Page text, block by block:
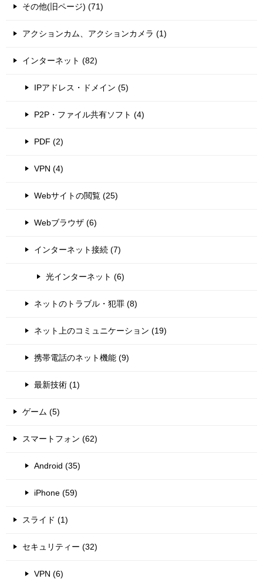
その他(旧ページ) (71)
アクションカム、アクションカメラ (1)
インターネット (82)
IPアドレス・ドメイン (5)
P2P・ファイル共有ソフト (4)
PDF (2)
VPN (4)
Webサイトの閲覧 (25)
Webブラウザ (6)
インターネット接続 (7)
光インターネット (6)
ネットのトラブル・犯罪 (8)
ネット上のコミュニケーション (19)
携帯電話のネット機能 (9)
最新技術 (1)
ゲーム (5)
スマートフォン (62)
Android (35)
iPhone (59)
スライド (1)
セキュリティー (32)
VPN (6)